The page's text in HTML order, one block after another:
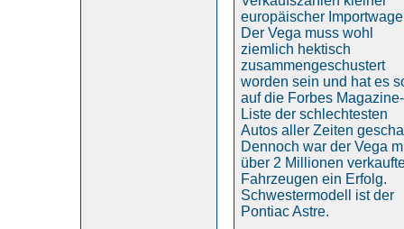
europäischer
Der Vega muss wohl
ziemlich hektisch
zusammengeschustert
worden sein und hat es
auf die Forbes Magazine-
Liste der schlechtesten
Autos aller Zeiten
Dennoch war der Vega
über 2 Millionen
Fahrzeugen ein Erfolg.
Schwestermodell ist der
Pontiac Astre.